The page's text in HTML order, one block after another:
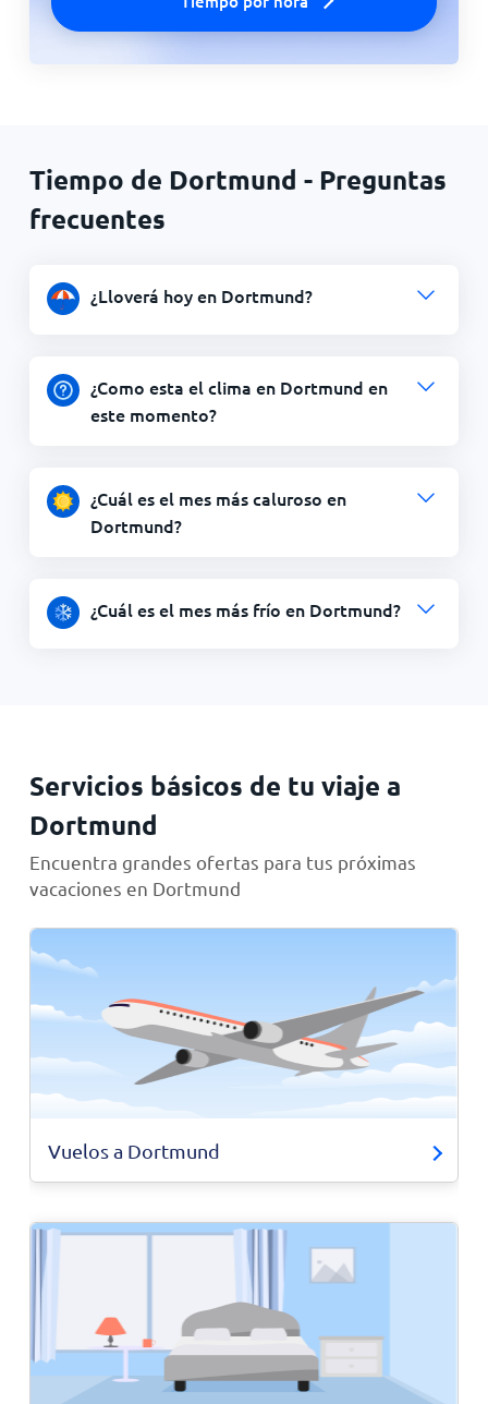
Tiempo de Dortmund - Preguntas
frecuentes
¿Lloverá hoy en Dortmund?
¿Como esta el clima en Dortmund en
este momento?
¿Cuál es el mes más caluroso en
Dortmund?
¿Cuál es el mes más frío en Dortmund?
Servicios básicos de tu viaje a
Dortmund
Encuentra grandes ofertas para tus próximas
vacaciones en Dortmund
Vuelos a Dortmund